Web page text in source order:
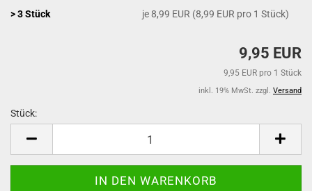
> 3 Stück
je 8,99 EUR (8,99 EUR pro 1 Stück)
9,95 EUR
9,95 EUR pro 1 Stück
inkl. 19% MwSt. zzgl. Versand
Stück: